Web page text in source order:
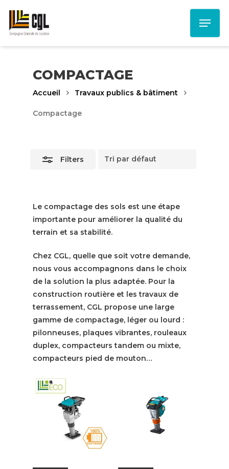
main
content
Menu
COMPACTAGE
Accueil Travaux publics & bâtiment
Compactage
Filters
Close
Le compactage des sols est une étape
importante pour améliorer la qualité du
terrain et sa stabilité.
Chez CGL, quelle que soit votre demande,
nous vous accompagnons dans le choix
de la solution la plus adaptée. Pour la
construction routière et les travaux de
terrassement, CGL propose une large
gamme de compactage, léger ou lourd :
pilonneuses, plaques vibrantes, rouleaux
duplex, compacteurs tandem ou mixte,
compacteurs pied de mouton…